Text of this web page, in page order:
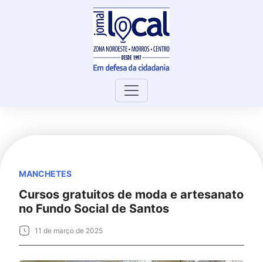
MANCHETES
Cursos gratuitos de moda e artesanato
no Fundo Social de Santos
11 de março de 2025